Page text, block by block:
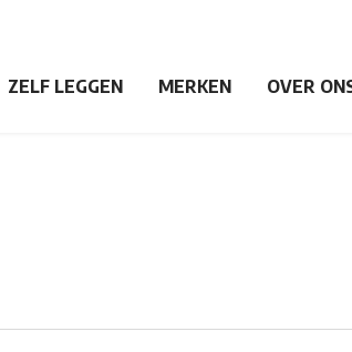
ZELF LEGGEN MERKEN OVER